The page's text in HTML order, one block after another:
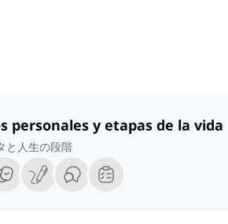
personales y etapas de la vida
と人生の段階